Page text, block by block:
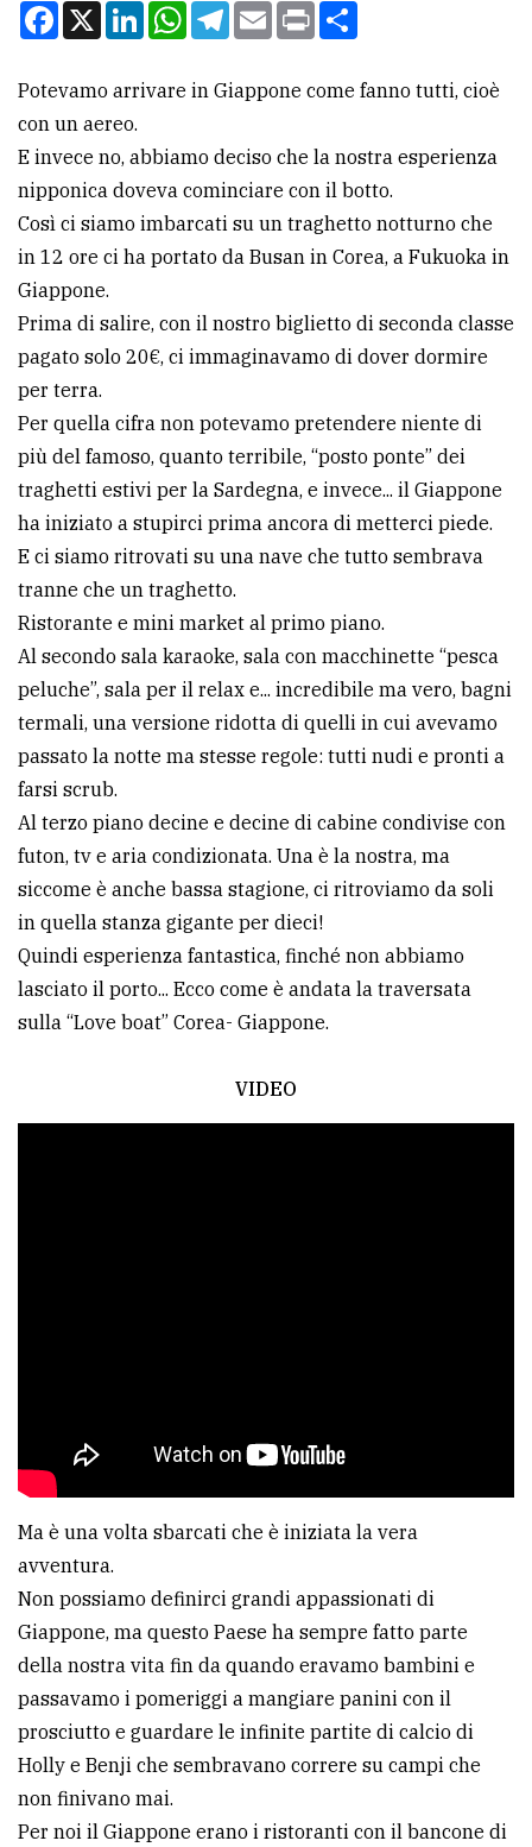
CERCA
Cerca
per
comune
Ricerca
avanzata
LE
ALTRE
PRIVACY
Privacy
policy
Cookie
policy
Facebook
X LinkedInWhatsApp
Telegram
EmailPrint
Potevamo arrivare in Giappone come fanno tutti, cioè
con un aereo.
E invece no, abbiamo deciso che la nostra esperienza
nipponica doveva cominciare con il botto.
Così ci siamo imbarcati su un traghetto notturno che
in 12 ore ci ha portato da Busan in Corea, a Fukuoka in
Giappone.
Prima di salire, con il nostro biglietto di seconda classe
pagato solo 20€, ci immaginavamo di dover dormire
per terra.
Per quella cifra non potevamo pretendere niente di
più del famoso, quanto terribile, “posto ponte” dei
traghetti estivi per la Sardegna, e invece... il Giappone
ha iniziato a stupirci prima ancora di metterci piede.
E ci siamo ritrovati su una nave che tutto sembrava
tranne che un traghetto.
Ristorante e mini market al primo piano.
Al secondo sala karaoke, sala con macchinette “pesca
peluche”, sala per il relax e... incredibile ma vero, bagni
termali, una versione ridotta di quelli in cui avevamo
passato la notte ma stesse regole: tutti nudi e pronti a
farsi scrub.
Al terzo piano decine e decine di cabine condivise con
futon, tv e aria condizionata. Una è la nostra, ma
siccome è anche bassa stagione, ci ritroviamo da soli
in quella stanza gigante per dieci!
Quindi esperienza fantastica, finché non abbiamo
lasciato il porto... Ecco come è andata la traversata
sulla “Love boat” Corea- Giappone.
VIDEO
Ma è una volta sbarcati che è iniziata la vera
avventura.
Non possiamo definirci grandi appassionati di
Giappone, ma questo Paese ha sempre fatto parte
della nostra vita fin da quando eravamo bambini e
passavamo i pomeriggi a mangiare panini con il
prosciutto e guardare le infinite partite di calcio di
Holly e Benji che sembravano correre su campi che
non finivano mai.
Per noi il Giappone erano i ristoranti con il bancone di